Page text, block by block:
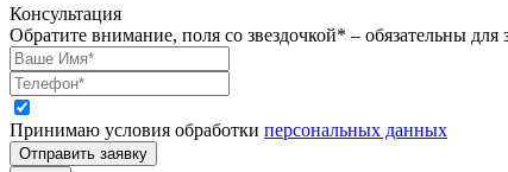
Консультация
Обратите внимание, поля со звездочкой* – обязательны для
Принимаю условия обработки персональных данных
Отправить заявку